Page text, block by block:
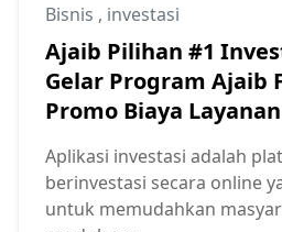
Bisnis , investasi
Ajaib Pilihan #1
Gelar Program Ajaib
Promo Biaya
Aplikasi investasi adalah
berinvestasi secara online
untuk memudahkan